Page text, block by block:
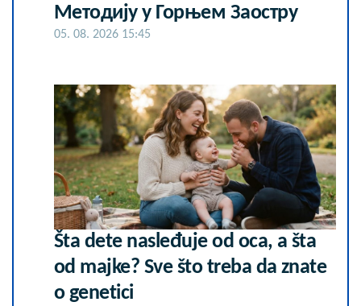
Методију у Горњем Заостру
05. 08. 2026 15:45
Šta dete nasleđuje od oca, a šta
od majke? Sve što treba da znate
o genetici